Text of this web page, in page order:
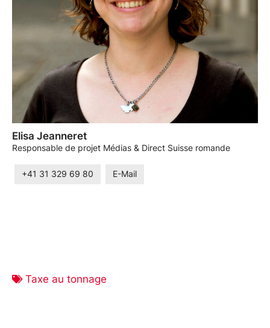
Elisa Jeanneret
Responsable de projet Médias & Direct Suisse romande
+41 31 329 69 80 E-Mail
Taxe au tonnage